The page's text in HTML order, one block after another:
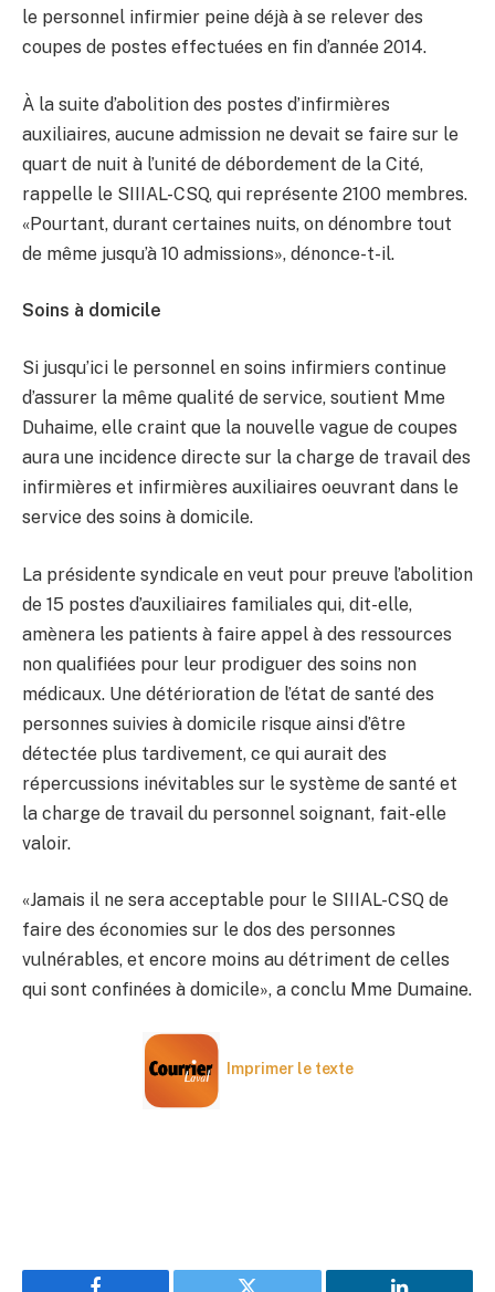
le personnel infirmier peine déjà à se relever des
coupes de postes effectuées en fin d’année 2014.
À la suite d’abolition des postes d’infirmières
auxiliaires, aucune admission ne devait se faire sur le
quart de nuit à l’unité de débordement de la Cité,
rappelle le SIIIAL-CSQ, qui représente 2100 membres.
«Pourtant, durant certaines nuits, on dénombre tout
de même jusqu’à 10 admissions», dénonce-t-il.
Soins à domicile
Si jusqu’ici le personnel en soins infirmiers continue
d’assurer la même qualité de service, soutient Mme
Duhaime, elle craint que la nouvelle vague de coupes
aura une incidence directe sur la charge de travail des
infirmières et infirmières auxiliaires oeuvrant dans le
service des soins à domicile.
La présidente syndicale en veut pour preuve l’abolition
de 15 postes d’auxiliaires familiales qui, dit-elle,
amènera les patients à faire appel à des ressources
non qualifiées pour leur prodiguer des soins non
médicaux. Une détérioration de l’état de santé des
personnes suivies à domicile risque ainsi d’être
détectée plus tardivement, ce qui aurait des
répercussions inévitables sur le système de santé et
la charge de travail du personnel soignant, fait-elle
valoir.
«Jamais il ne sera acceptable pour le SIIIAL-CSQ de
faire des économies sur le dos des personnes
vulnérables, et encore moins au détriment de celles
qui sont confinées à domicile», a conclu Mme Dumaine.
Imprimer le texte